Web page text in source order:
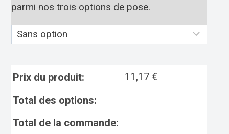
parmi nos trois options de pose.
Prix du produit: 11,17 €
Total des options:
Total de la commande: